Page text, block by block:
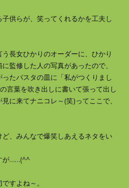
供らが、笑ってくれるかを工夫し
長女ひかりのオーダーに、ひかり
監修した人の写真があったので、
たパスタの皿に「私がつくりまし
言葉を吹き出しに書いて張って出し
に来てナニコレ～(笑)ってここで、
、みんなで爆笑しあえるネタをい
が……(^^ゞ
すよね～。